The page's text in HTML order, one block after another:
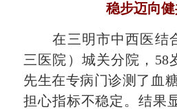
稳步迈向
在三明市中西医结
三医院）城关分院，58
先生在专病门诊测了血
担心指标不稳定。结果